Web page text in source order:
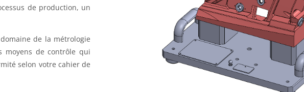
de production, un
de la métrologie
moyens de contrôle qui
selon votre cahier de